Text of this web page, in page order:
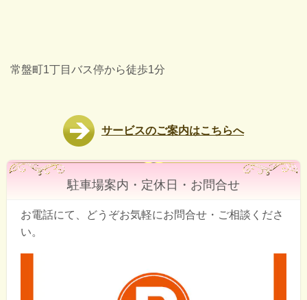
常盤町1丁目バス停から徒歩1分
サービスのご案内はこちらへ
駐車場案内・定休日・お問合せ
お電話にて、どうぞお気軽にお問合せ・ご相談くださ
い。